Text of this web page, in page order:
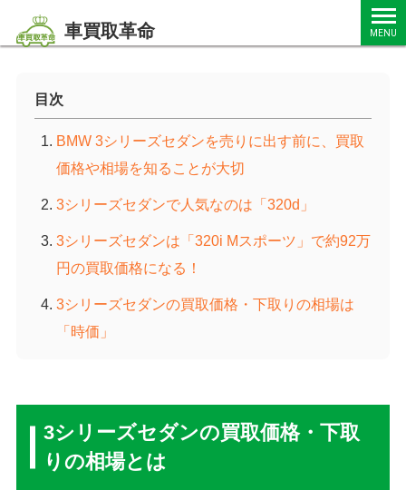
車買取革命 MENU
目次
BMW 3シリーズセダンを売りに出す前に、買取
価格や相場を知ることが大切
3シリーズセダンで人気なのは「320d」
3シリーズセダンは「320i Mスポーツ」で約92万
円の買取価格になる！
3シリーズセダンの買取価格・下取りの相場は
「時価」
3シリーズセダンの買取価格・下取
りの相場とは